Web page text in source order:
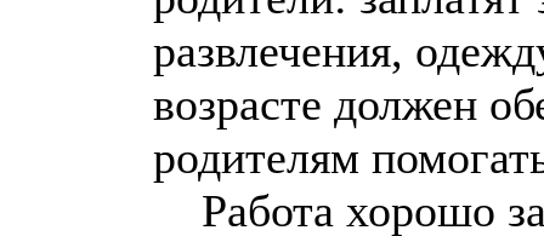
развлечения,
возрасте должен
родителям
Работа хорошо